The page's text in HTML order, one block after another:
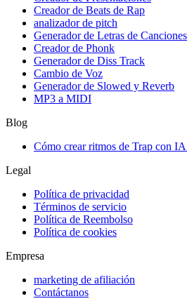
Creador de Beats de Rap
analizador de pitch
Generador de Letras de Canciones
Creador de Phonk
Generador de Diss Track
Cambio de Voz
Generador de Slowed y Reverb
MP3 a MIDI
Blog
Cómo crear ritmos de Trap con
Legal
Política de privacidad
Términos de servicio
Política de Reembolso
Política de cookies
Empresa
marketing de afiliación
Contáctanos